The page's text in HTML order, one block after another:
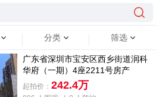
分类 筛选
广东省深圳市宝安区西乡街道润科
华府（一期）4座2211号房产
起拍价： 242.4万